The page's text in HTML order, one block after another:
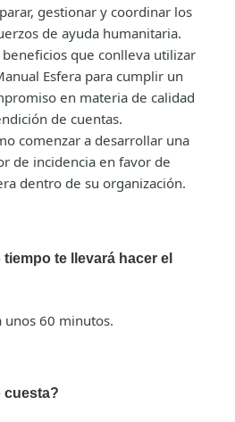
gestionar y coordinar los
de ayuda humanitaria.
beneficios que conlleva utilizar
Esfera para cumplir un
en materia de calidad
de cuentas.
comenzar a desarrollar una
de incidencia en favor de
dentro de su organización.
te llevará hacer el
unos 60 minutos.
cuesta?